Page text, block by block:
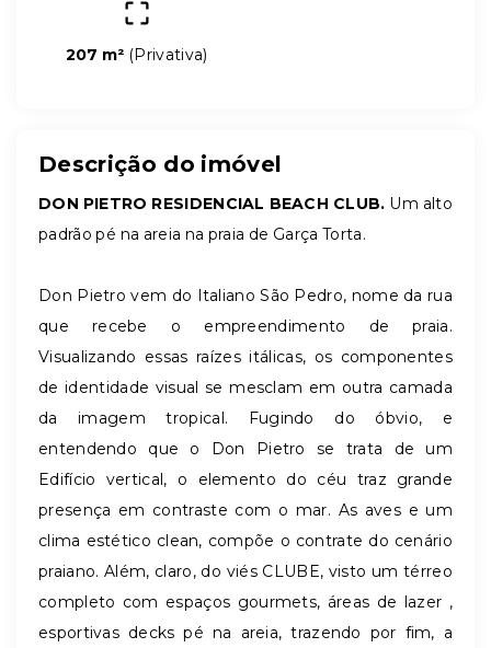
207 m² (Privativa)
Descrição do imóvel
DON PIETRO RESIDENCIAL BEACH CLUB. Um alto
padrão pé na areia na praia de Garça Torta.
Don Pietro vem do Italiano São Pedro, nome da rua
que recebe o empreendimento de praia.
Visualizando essas raízes itálicas, os componentes
de identidade visual se mesclam em outra camada
da imagem tropical. Fugindo do óbvio, e
entendendo que o Don Pietro se trata de um
Edifício vertical, o elemento do céu traz grande
presença em contraste com o mar. As aves e um
clima estético clean, compõe o contrate do cenário
praiano. Além, claro, do viés CLUBE, visto um térreo
completo com espaços gourmets, áreas de lazer ,
esportivas decks pé na areia, trazendo por fim, a